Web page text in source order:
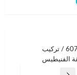
مقوي سيرفس الفنيطيس / 60709445 / تركيب